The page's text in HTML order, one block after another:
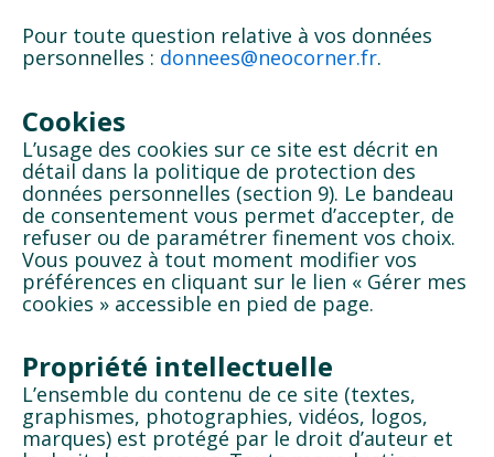
Pour toute question relative à vos données
personnelles : donnees@neocorner.fr.
Cookies
L’usage des cookies sur ce site est décrit en
détail dans la politique de protection des
données personnelles (section 9). Le bandeau
de consentement vous permet d’accepter, de
refuser ou de paramétrer finement vos choix.
Vous pouvez à tout moment modifier vos
préférences en cliquant sur le lien « Gérer mes
cookies » accessible en pied de page.
Propriété intellectuelle
L’ensemble du contenu de ce site (textes,
graphismes, photographies, vidéos, logos,
marques) est protégé par le droit d’auteur et